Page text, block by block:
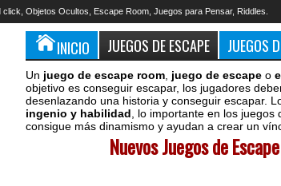
Objetos Ocultos, Escape Room, Juegos para Pensar, Riddles.
INICIO JUEGOS DE ESCAPE JUEGOS
Un juego de escape room juego de escape o
objetivo es conseguir escapar, los jugadores
desenlazando una historia y conseguir escapar.
ingenio y habilidad , lo importante en los juegos
consigue más dinamismo y ayudan a crear un
Nuevos Juegos de